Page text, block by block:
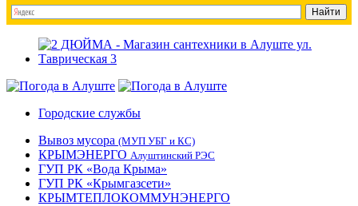
Городские службы
Вывоз мусора (МУП УБГ и КС)
КРЫМЭНЕРГО Алуштинский РЭС
ГУП РК «Вода Крыма»
ГУП РК «Крымгазсети»
КРЫМТЕПЛОКОММУНЭНЕРГО